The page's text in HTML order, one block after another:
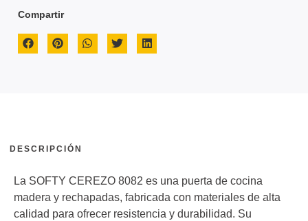
Compartir
DESCRIPCIÓN
La SOFTY CEREZO 8082 es una puerta de cocina
madera y rechapadas, fabricada con materiales de alta
calidad para ofrecer resistencia y durabilidad. Su